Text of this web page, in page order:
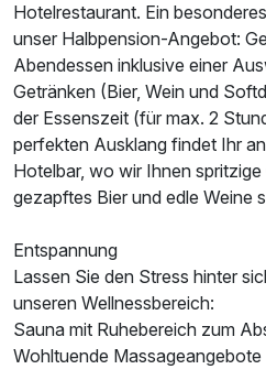
Hotelrestaurant. Ein
unser Halbpension-Angebot:
Abendessen inklusive einer
Getränken (Bier, Wein und
der Essenszeit (für max. 2
perfekten Ausklang findet Ihr
Hotelbar, wo wir Ihnen
gezapftes Bier und edle Weine
Entspannung
Lassen Sie den Stress hinter
unseren Wellnessbereich:
Sauna mit Ruhebereich zum
Wohltuende